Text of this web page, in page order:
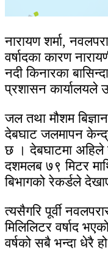
नारायण शर्मा,
वर्षादका कारण
नदी किनारका
प्रशासन कार्यालयले
जल तथा मौशम
देबघाट जलमापन
छ । देबघाटमा अहिले
दशमलब ७९ मिटर
बिभागको रेकर्डले
त्यसैगरि पूर्वी
मिलिलिटर वर्षाद
वर्षको सबै भन्दा धेरै